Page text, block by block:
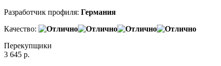
Разработчик профиля: Германия
Качество:
Перекупщики
3 645 р.